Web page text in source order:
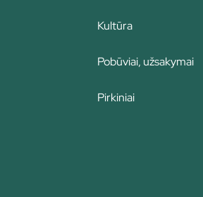
Kultūra
Pobūviai, užsakymai
Pirkiniai